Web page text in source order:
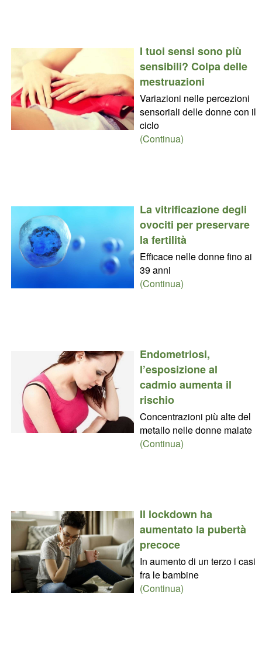
I tuoi sensi sono più
sensibili? Colpa delle
mestruazioni
Variazioni nelle percezioni
sensoriali delle donne con il
ciclo
(Continua)
La vitrificazione degli
ovociti per preservare
la fertilità
Efficace nelle donne fino ai
39 anni
(Continua)
Endometriosi,
l’esposizione al
cadmio aumenta il
rischio
Concentrazioni più alte del
metallo nelle donne malate
(Continua)
Il lockdown ha
aumentato la pubertà
precoce
In aumento di un terzo i casi
fra le bambine
(Continua)